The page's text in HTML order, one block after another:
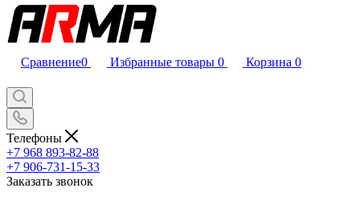
Сравнение0 Избранные товары 0 Корзина 0
Телефоны
+7 968 893-82-88
+7 906-731-15-33
Заказать звонок